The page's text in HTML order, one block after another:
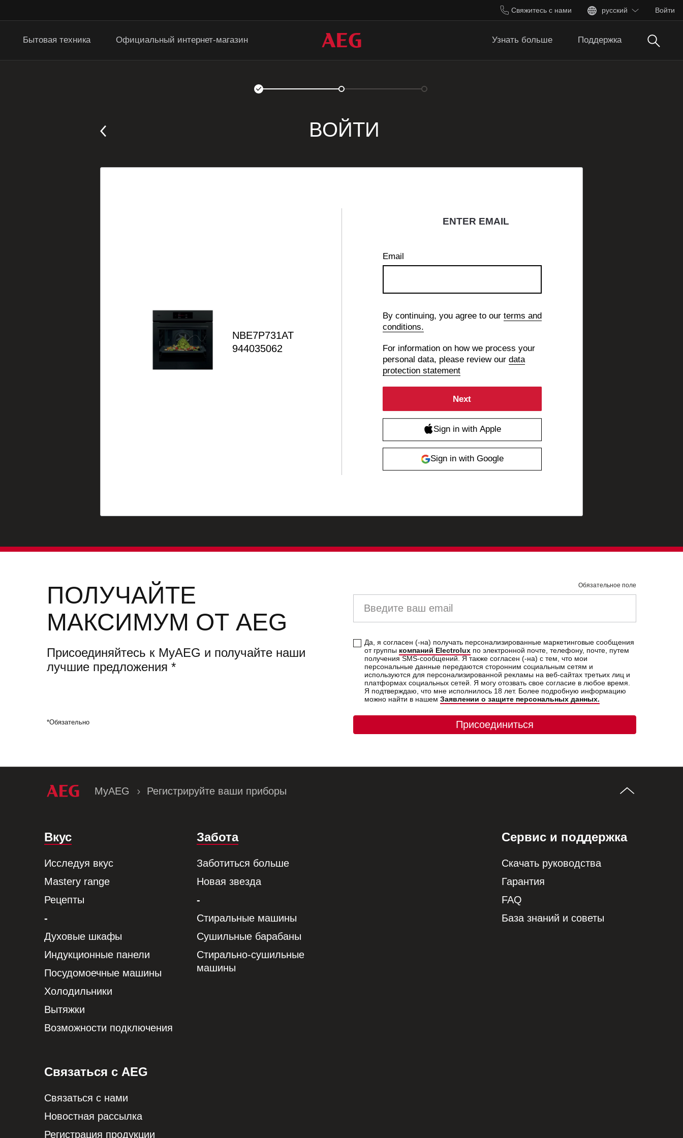
Свяжитесь с нами русский Войти
Бытовая техника Официальный интернет-магазин Узнать больше Поддержка Поиск
ВОЙТИ
NBE7P731AT
944035062
ENTER EMAIL
Email
By continuing, you agree to our terms and
conditions.
For information on how we process your
personal data, please review our data
protection statement
ПОЛУЧАЙТЕ
МАКСИМУМ ОТ AEG
Присоединяйтесь к MyAEG и получайте наши
лучшие предложения *
*Обязательно
Обязательное поле
Да, я согласен (-на) получать персонализированные маркетинговые сообщения
от группы компаний Electrolux по электронной почте, телефону, почте, путем
получения SMS-сообщений. Я также согласен (-на) с тем, что мои
персональные данные передаются сторонним социальным сетям и
используются для персонализированной рекламы на веб-сайтах третьих лиц и
платформах социальных сетей. Я могу отозвать свое согласие в любое время.
Я подтверждаю, что мне исполнилось 18 лет. Более подробную информацию
можно найти в нашем Заявлении о защите персональных данных.
Присоединиться
MyAEG Регистрируйте ваши приборы
Вкус
Исследуя вкус
Mastery range
Рецепты
-
Духовые шкафы
Индукционные панели
Посудомоечные машины
Холодильники
Вытяжки
Возможности подключения
Забота
Заботиться больше
Новая звезда
-
Стиральные машины
Сушильные барабаны
Стирально-сушильные
машины
Сервис и поддержка
Скачать руководства
Гарантия
FAQ
База знаний и советы
Связаться с AEG
Связаться с нами
Новостная рассылка
Регистрация продукции